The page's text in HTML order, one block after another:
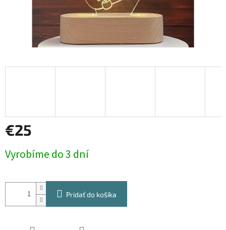
€25
cena:
Vyrobíme do 3 dní
Pridať do košíka